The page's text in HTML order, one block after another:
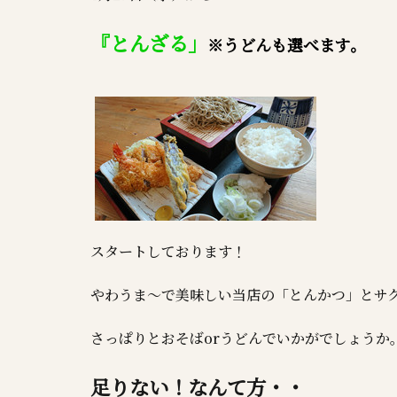
『とんざる」 ※うどんも選べます。
スタートしております！
やわうま～で美味しい当店の「とんかつ」とサ
さっぱりとおそばorうどんでいかがでしょうか。
足りない！なんて方・・